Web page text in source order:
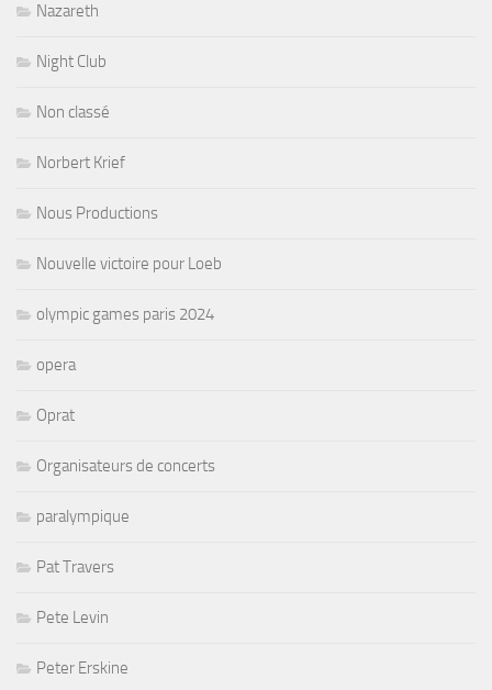
Nazareth
Night Club
Non classé
Norbert Krief
Nous Productions
Nouvelle victoire pour Loeb
olympic games paris 2024
opera
Oprat
Organisateurs de concerts
paralympique
Pat Travers
Pete Levin
Peter Erskine